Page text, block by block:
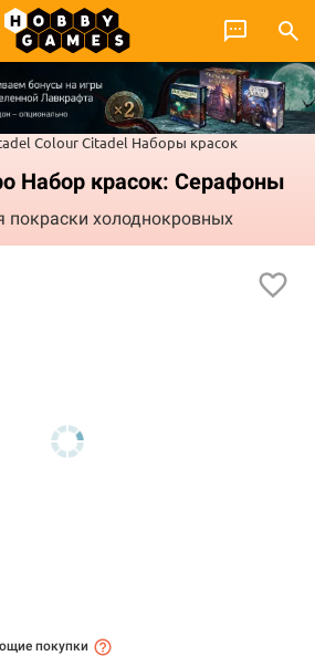
ColourCitadel Наборы красок
Набор красок: Серафоны
покраски холоднокровных
покупки